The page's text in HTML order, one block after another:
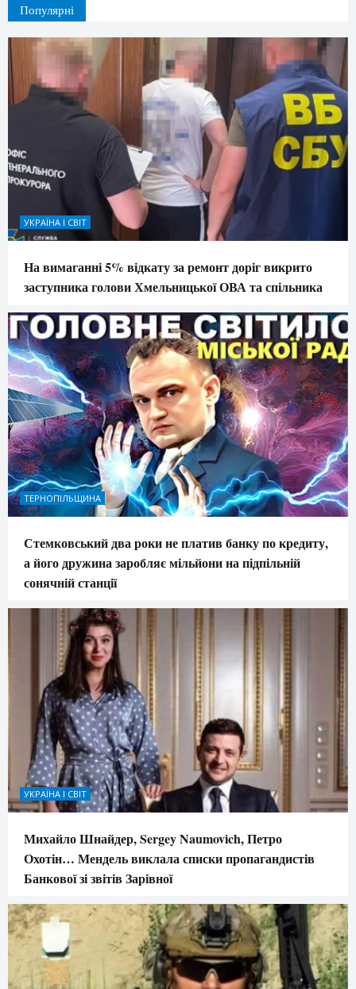
Популярні
УКРАЇНА І СВІТ
На вимаганні 5% відкату за ремонт доріг викрито
заступника голови Хмельницької ОВА та спільника
ТЕРНОПІЛЬЩИНА
Стемковський два роки не платив банку по кредиту,
а його дружина заробляє мільйони на підпільній
сонячній станції
УКРАЇНА І СВІТ
Михайло Шнайдер, Sergey Naumovich, Петро
Охотін… Мендель виклала списки пропагандистів
Банкової зі звітів Зарівної